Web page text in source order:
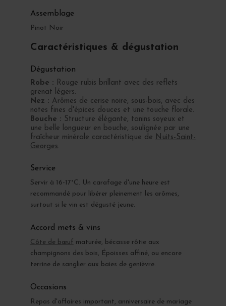
Assemblage
Pinot Noir
Caractéristiques & dégustation
Dégustation
Robe : Rouge rubis brillant avec des reflets
grenat légers.
Nez : Arômes de cerise noire, sous-bois, avec des
notes fines d'épices douces et une touche florale.
Bouche : Structure élégante, tanins soyeux et
une belle longueur en bouche, soulignée par une
fraîcheur minérale caractéristique de Nuits-Saint-
Georges.
Service
Servir à 16-17°C. Un carafage d'une heure est
recommandé pour libérer pleinement les arômes,
surtout si le vin est dégusté jeune.
Accord mets & vins
Côte de bœuf maturée, bécasse rôtie aux
champignons des bois, Époisses affiné, ou encore
terrine de sanglier aux baies de genièvre.
Occasions
Repas d'affaires important, anniversaire de mariage